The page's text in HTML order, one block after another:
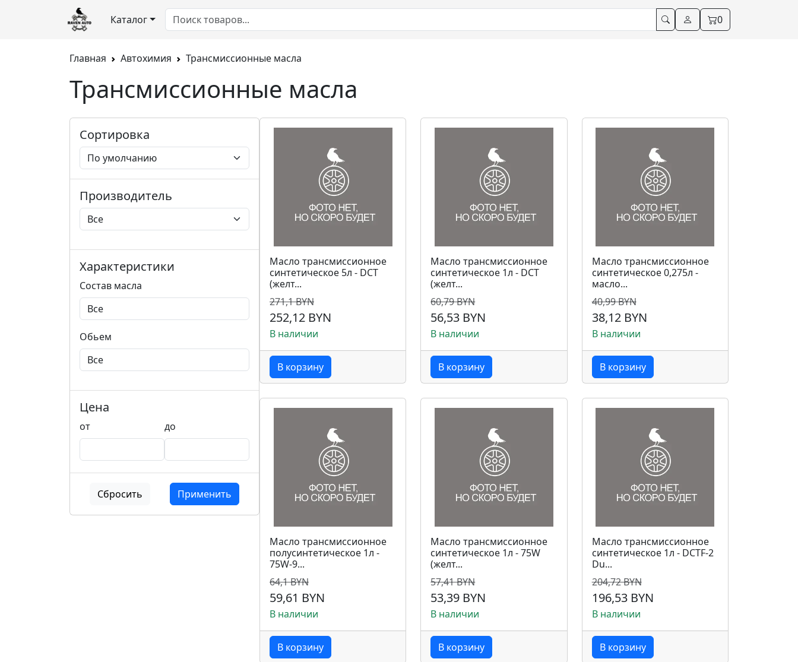
Каталог 0
Главная Автохимия Трансмиссионные масла
Трансмиссионные масла
Сортировка
Производитель
Характеристики
Состав масла
Обьем
Цена
от до
Сбросить Применить
Масло трансмиссионное
синтетическое 5л - DCT
(желт...
271,1 BYN
252,12 BYN
В наличии
В корзину
Масло трансмиссионное
синтетическое 1л - DCT
(желт...
60,79 BYN
56,53 BYN
В наличии
В корзину
Масло трансмиссионное
синтетическое 0,275л -
масло...
40,99 BYN
38,12 BYN
В наличии
В корзину
Масло трансмиссионное
полусинтетическое 1л -
75W-9...
64,1 BYN
59,61 BYN
В наличии
В корзину
Масло трансмиссионное
синтетическое 1л - 75W
(желт...
57,41 BYN
53,39 BYN
В наличии
В корзину
Масло трансмиссионное
синтетическое 1л - DCTF-2
Du...
204,72 BYN
196,53 BYN
В наличии
В корзину